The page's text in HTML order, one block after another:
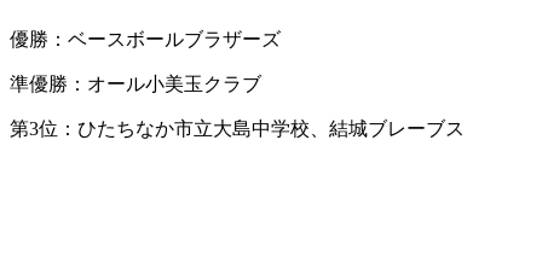
優勝：ベースボールブラザーズ
準優勝：オール小美玉クラブ
第3位：ひたちなか市立大島中学校、結城ブレーブス